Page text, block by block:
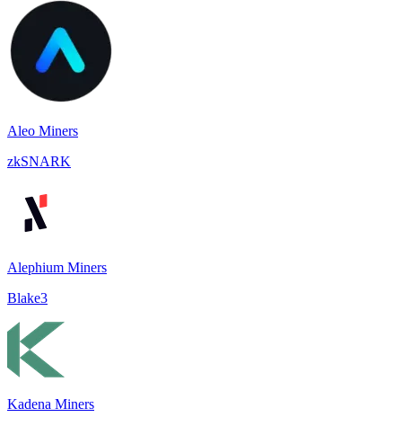
Aleo Miners
zkSNARK
Alephium Miners
Blake3
Kadena Miners